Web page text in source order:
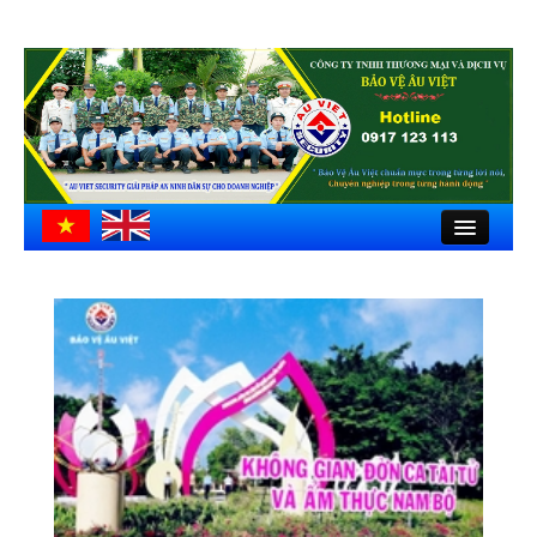
Trang chủ
Giới thiệu
Hồ sơ công ty